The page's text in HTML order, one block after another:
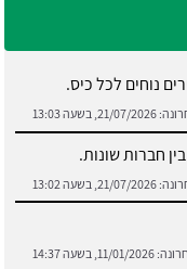
נוחים לכל כיס.
21/07/2026, בשעה 13:03
חברות שונות.
21/07/2026, בשעה 13:02
11/01/2026, בשעה 14:37